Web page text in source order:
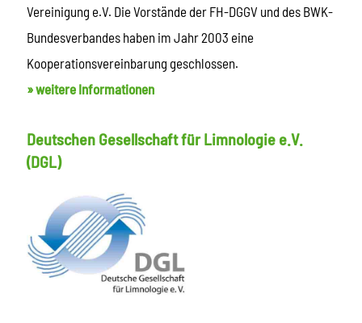
Vereinigung e.V. Die Vorstände der FH-DGGV und des BWK-
Bundesverbandes haben im Jahr 2003 eine
Kooperationsvereinbarung geschlossen.
» weitere Informationen
Deutschen Gesellschaft für Limnologie e.V.
(DGL)